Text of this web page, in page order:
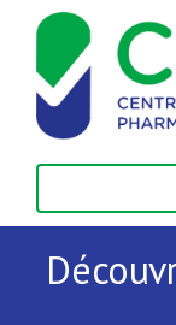
Passer
contenu
Actualités